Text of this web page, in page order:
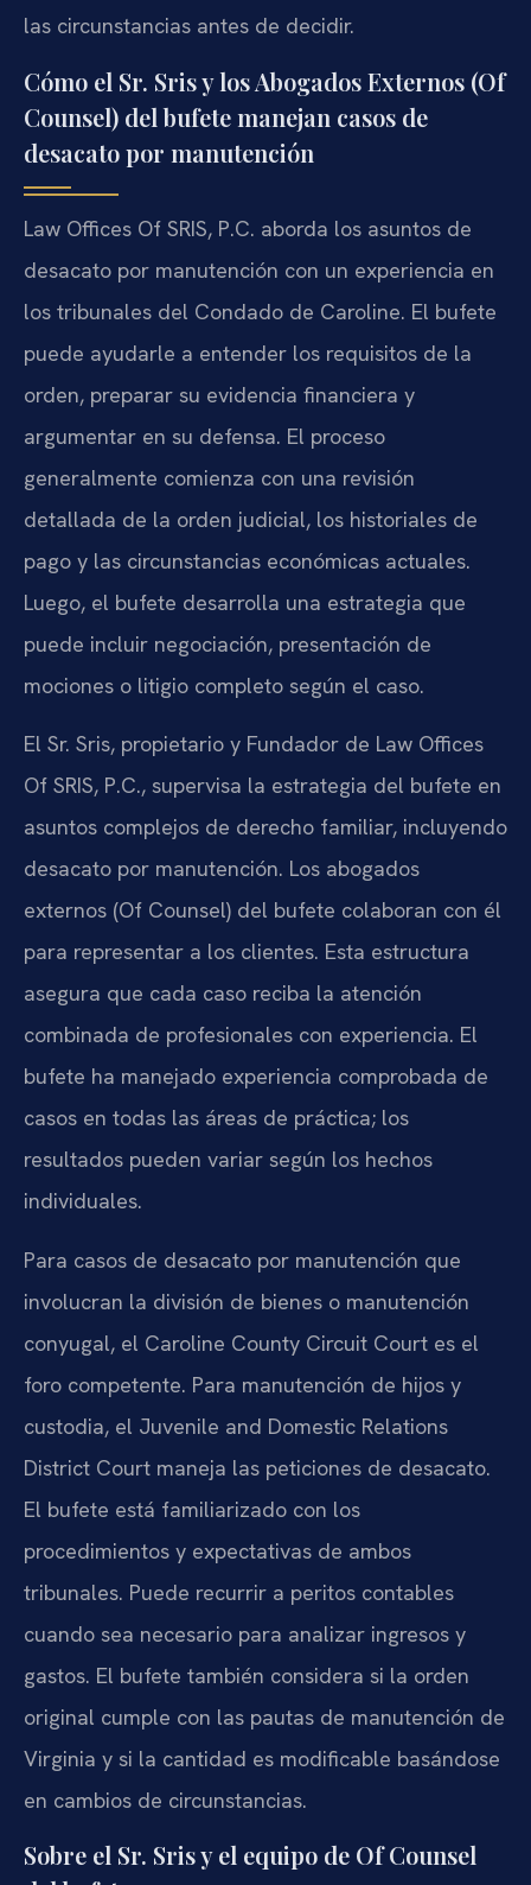
las circunstancias antes de decidir.
Cómo el Sr. Sris y los Abogados Externos (Of
Counsel) del bufete manejan casos de
desacato por manutención
Law Offices Of SRIS, P.C. aborda los asuntos de
desacato por manutención con un experiencia en
los tribunales del Condado de Caroline. El bufete
puede ayudarle a entender los requisitos de la
orden, preparar su evidencia financiera y
argumentar en su defensa. El proceso
generalmente comienza con una revisión
detallada de la orden judicial, los historiales de
pago y las circunstancias económicas actuales.
Luego, el bufete desarrolla una estrategia que
puede incluir negociación, presentación de
mociones o litigio completo según el caso.
El Sr. Sris, propietario y Fundador de Law Offices
Of SRIS, P.C., supervisa la estrategia del bufete en
asuntos complejos de derecho familiar, incluyendo
desacato por manutención. Los abogados
externos (Of Counsel) del bufete colaboran con él
para representar a los clientes. Esta estructura
asegura que cada caso reciba la atención
combinada de profesionales con experiencia. El
bufete ha manejado experiencia comprobada de
casos en todas las áreas de práctica; los
resultados pueden variar según los hechos
individuales.
Para casos de desacato por manutención que
involucran la división de bienes o manutención
conyugal, el Caroline County Circuit Court es el
foro competente. Para manutención de hijos y
custodia, el Juvenile and Domestic Relations
District Court maneja las peticiones de desacato.
El bufete está familiarizado con los
procedimientos y expectativas de ambos
tribunales. Puede recurrir a peritos contables
cuando sea necesario para analizar ingresos y
gastos. El bufete también considera si la orden
original cumple con las pautas de manutención de
Virginia y si la cantidad es modificable basándose
en cambios de circunstancias.
Sobre el Sr. Sris y el equipo de Of Counsel